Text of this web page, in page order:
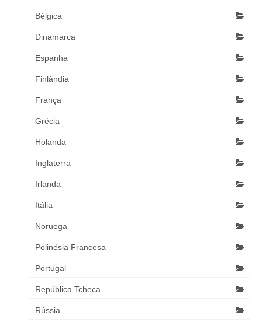
Bélgica
Dinamarca
Espanha
Finlândia
França
Grécia
Holanda
Inglaterra
Irlanda
Itália
Noruega
Polinésia Francesa
Portugal
República Tcheca
Rússia